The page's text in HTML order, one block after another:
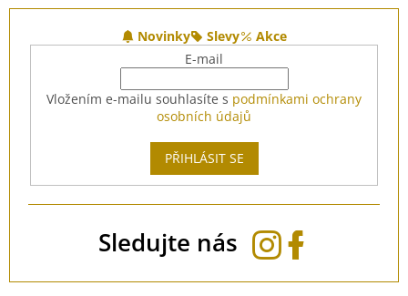
l
á
d
a
c
í
p
v
k
y
v
p
i
Novinky Slevy
Akce
E-mail
Vložením e-mailu souhlasíte s podmínkami ochrany
osobních údajů
PŘIHLÁSIT SE
Sledujte nás